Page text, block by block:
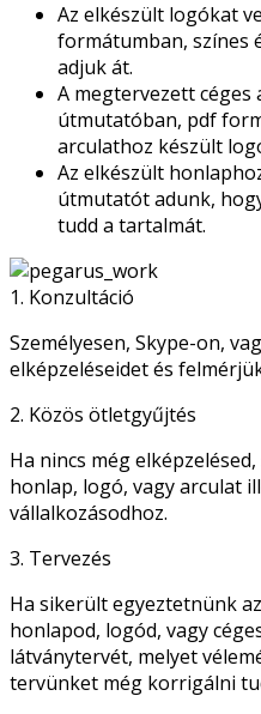
Az elkészült logókat
formátumban, színes
adjuk át.
A megtervezett
útmutatóban, pdf
arculathoz készült
Az elkészült
útmutatót adunk,
tudd a tartalmát.
1. Konzultáció
Személyesen, Skype-on,
elképzeléseidet és
2. Közös ötletgyűjtés
Ha nincs még
honlap, logó, vagy arculat
vállalkozásodhoz.
3. Tervezés
Ha sikerült egyeztetnünk
honlapod, logód, vagy
látványtervét, melyet
tervünket még korrigálni